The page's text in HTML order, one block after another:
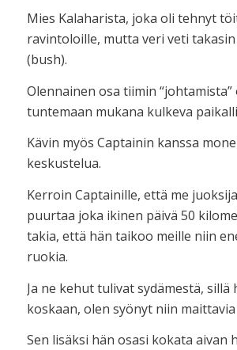
Mies Kalaharista, joka oli tehnyt
ravintoloille, mutta veri veti
(bush).
Olennainen osa tiimin
tuntemaan mukana kulkeva
Kävin myös Captainin kanssa
keskustelua.
Kerroin Captainille, että me
puurtaa joka ikinen päivä 50
takia, että hän taikoo meille niin
ruokia.
Ja ne kehut tulivat sydämestä, sillä
koskaan, olen syönyt niin
Sen lisäksi hän osasi kokata aivan